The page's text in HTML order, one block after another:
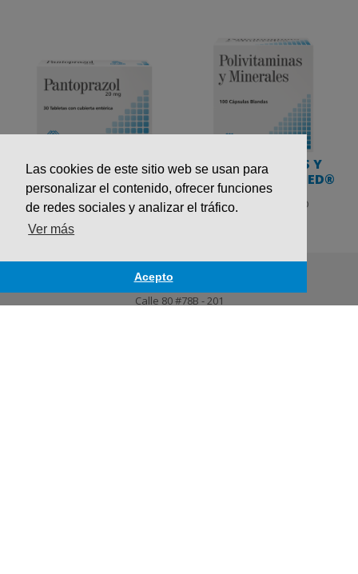
Las cookies de este sitio web se usan para
personalizar el contenido, ofrecer funciones
de redes sociales y analizar el tráfico.
Ver más
Acepto
PANTOPRAZOL
COLMED®
POLIVITAMINAS Y
MINERALES COLMED®
Multivitamínico
OFICINA BARRANQUILLA
Calle 80 #78B - 201